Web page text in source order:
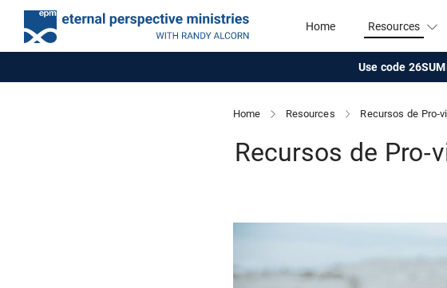
Home Resources
Use code
Home Resources Recursos de Pro-
Recursos de Pro-